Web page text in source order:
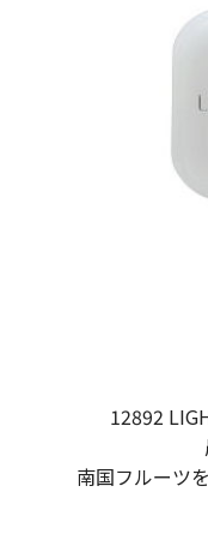
12892
南国フルーツ